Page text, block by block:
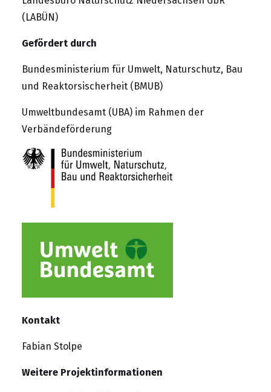
(LABÜN)
Gefördert durch
Bundesministerium für Umwelt, Naturschutz, Bau
und Reaktorsischerheit (BMUB)
Umweltbundesamt (UBA) im Rahmen der
Verbändeförderung
Kontakt
Fabian Stolpe
Weitere Projektinformationen